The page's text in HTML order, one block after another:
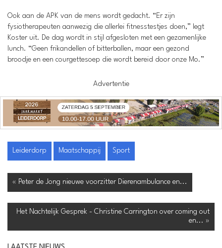
Ook aan de APK van de mens wordt gedacht. “Er zijn
fysiotherapeuten aanwezig die allerlei fitnesstestjes doen,” legt
Koster uit. De dag wordt in stijl afgesloten met een gezamenlijke
lunch. “Geen frikandellen of bitterballen, maar een gezond
broodje en een courgettesoep die wordt bereid door onze Mo.”
Advertentie
Leiderdorp Maatschappij Sport
« Peter de Jong nieuwe voorzitter Dierenambulance en...
Het Nachtelijk Gesprek - Christine Carrington over coming out
en... »